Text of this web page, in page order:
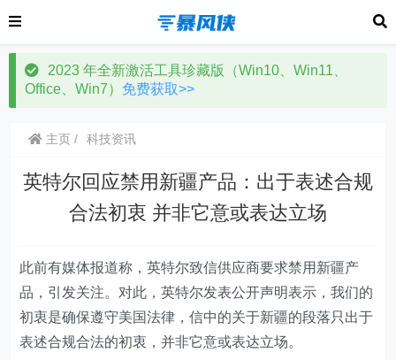
2023 年全新激活工具珍藏版（Win10、Win11、
Office、Win7） 免费获取>>
主页 科技资讯
英特尔回应禁用新疆产品：出于表述合规
合法初衷 并非它意或表达立场
此前有媒体报道称，英特尔致信供应商要求禁用新疆产
品，引发关注。对此，英特尔发表公开声明表示，我们的
初衷是确保遵守美国法律，信中的关于新疆的段落只出于
表述合规合法的初衷，并非它意或表达立场。